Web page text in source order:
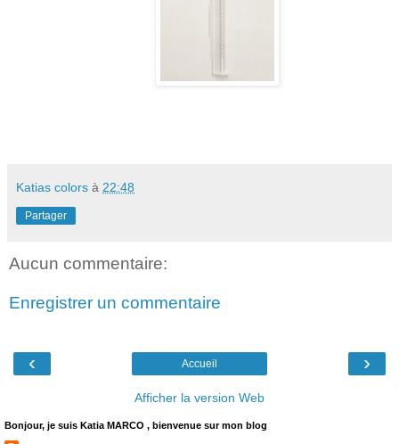
Katias colors à 22:48
Partager
Aucun commentaire:
Enregistrer un commentaire
‹ ›
Accueil
Afficher la version Web
Bonjour, je suis Katia MARCO , bienvenue sur mon blog